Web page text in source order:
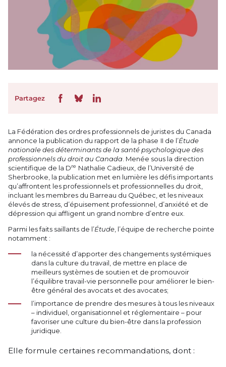
Partagez
La Fédération des ordres professionnels de juristes du Canada
annonce la publication du rapport de la phase II de l’Étude
nationale des déterminants de la santé psychologique des
professionnels du droit au Canada. Menée sous la direction
scientifique de la Dre Nathalie Cadieux, de l’Université de
Sherbrooke, la publication met en lumière les défis importants
qu’affrontent les professionnels et professionnelles du droit,
incluant les membres du Barreau du Québec, et les niveaux
élevés de stress, d’épuisement professionnel, d’anxiété et de
dépression qui affligent un grand nombre d’entre eux.
Parmi les faits saillants de l’Étude, l’équipe de recherche pointe
notamment :
la nécessité d’apporter des changements systémiques
dans la culture du travail, de mettre en place de
meilleurs systèmes de soutien et de promouvoir
l’équilibre travail-vie personnelle pour améliorer le bien-
être général des avocats et des avocates;
l’importance de prendre des mesures à tous les niveaux
– individuel, organisationnel et réglementaire – pour
favoriser une culture du bien-être dans la profession
juridique.
Elle formule certaines recommandations, dont :